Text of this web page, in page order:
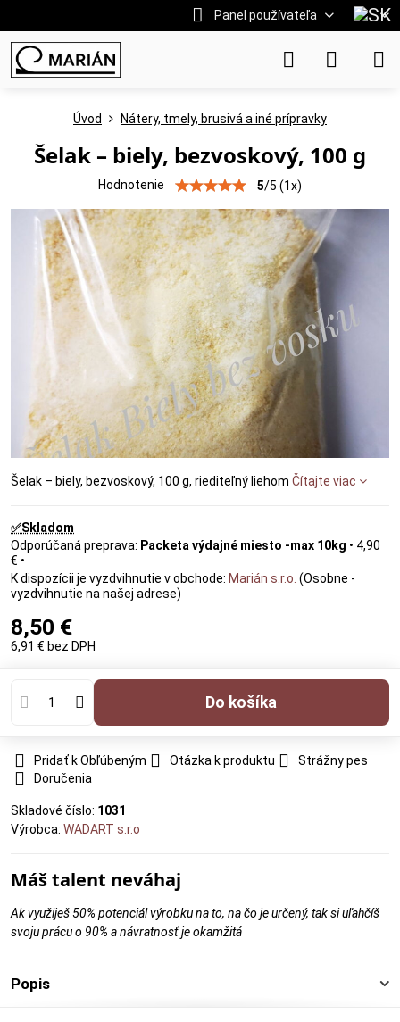
Panel používateľa
Úvod Nátery, tmely, brusivá a iné prípravky
Šelak – biely, bezvoskový, 100 g
Hodnotenie 5/5 (1x)
Šelak – biely, bezvoskový, 100 g, riediteľný liehom Čítajte viac
✅Skladom
Packeta výdajné miesto -max 10kg • 4,90
€ •
Marián s.r.o. (Osobne -
vyzdvihnutie na našej adrese)
8,50 €
6,91 € bez DPH
Do košíka
Pridať k Obľúbeným Otázka k produktu
Strážny pes
Doručenia
Skladové číslo: 1031
Výrobca: WADART s.r.o
Máš talent neváhaj
Ak využiješ 50% potenciál výrobku na to, na čo je určený, tak si uľahčíš
svoju prácu o 90% a návratnosť je okamžitá
Popis